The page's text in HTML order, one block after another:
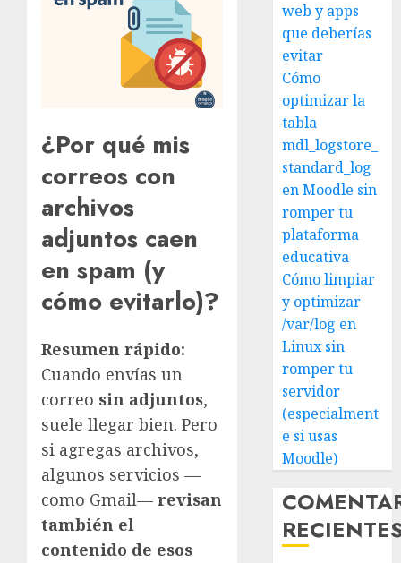
¿Por qué mis
correos con
archivos
adjuntos caen
en spam (y
cómo evitarlo)?
Resumen rápido:
Cuando envías un
correo sin adjuntos,
suele llegar bien. Pero
si agregas archivos,
algunos servicios —
como Gmail— revisan
también el
contenido de esos
web y apps
que deberías
evitar
Cómo
optimizar la
tabla
mdl_logstore_
standard_log
en Moodle sin
romper tu
plataforma
educativa
Cómo limpiar
y optimizar
/var/log en
Linux sin
romper tu
servidor
(especialment
e si usas
Moodle)